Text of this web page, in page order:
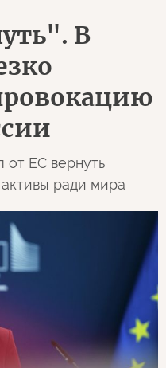
В
от ЕС вернуть
ради мира